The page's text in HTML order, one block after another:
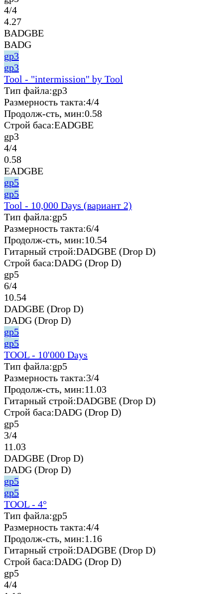
4/4
4.27
BADGBE
BADG
gp3
gp3
Tool - "intermission" by Tool
Тип файла:gp3
Размерность такта:4/4
Продолж-сть, мин:0.58
Строй баса:EADGBE
gp3
4/4
0.58
EADGBE
gp5
gp5
Tool - 10,000 Days (вариант 2)
Тип файла:gp5
Размерность такта:6/4
Продолж-сть, мин:10.54
Гитарный строй:DADGBE (Drop D)
Строй баса:DADG (Drop D)
gp5
6/4
10.54
DADGBE (Drop D)
DADG (Drop D)
gp5
gp5
TOOL - 10'000 Days
Тип файла:gp5
Размерность такта:3/4
Продолж-сть, мин:11.03
Гитарный строй:DADGBE (Drop D)
Строй баса:DADG (Drop D)
gp5
3/4
11.03
DADGBE (Drop D)
DADG (Drop D)
gp5
gp5
TOOL - 4°
Тип файла:gp5
Размерность такта:4/4
Продолж-сть, мин:1.16
Гитарный строй:DADGBE (Drop D)
Строй баса:DADG (Drop D)
gp5
4/4